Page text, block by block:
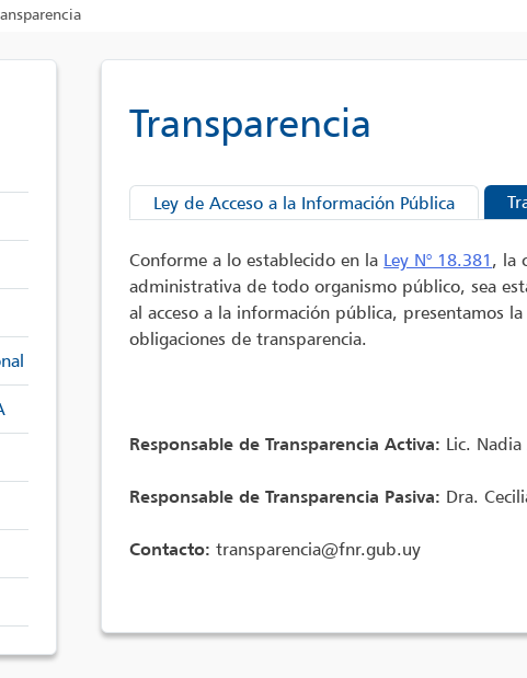
Transparencia
Ley de Acceso a la Información Pública
Conforme a lo establecido en la Ley N° 18.381 , la
administrativa de todo organismo público, sea
al acceso a la información pública, presentamos
obligaciones de transparencia. ‍
Responsable de Transparencia Activa: Lic.
Responsable de Transparencia Pasiva: Dra.
Contacto: transparencia@fnr.gub.uy